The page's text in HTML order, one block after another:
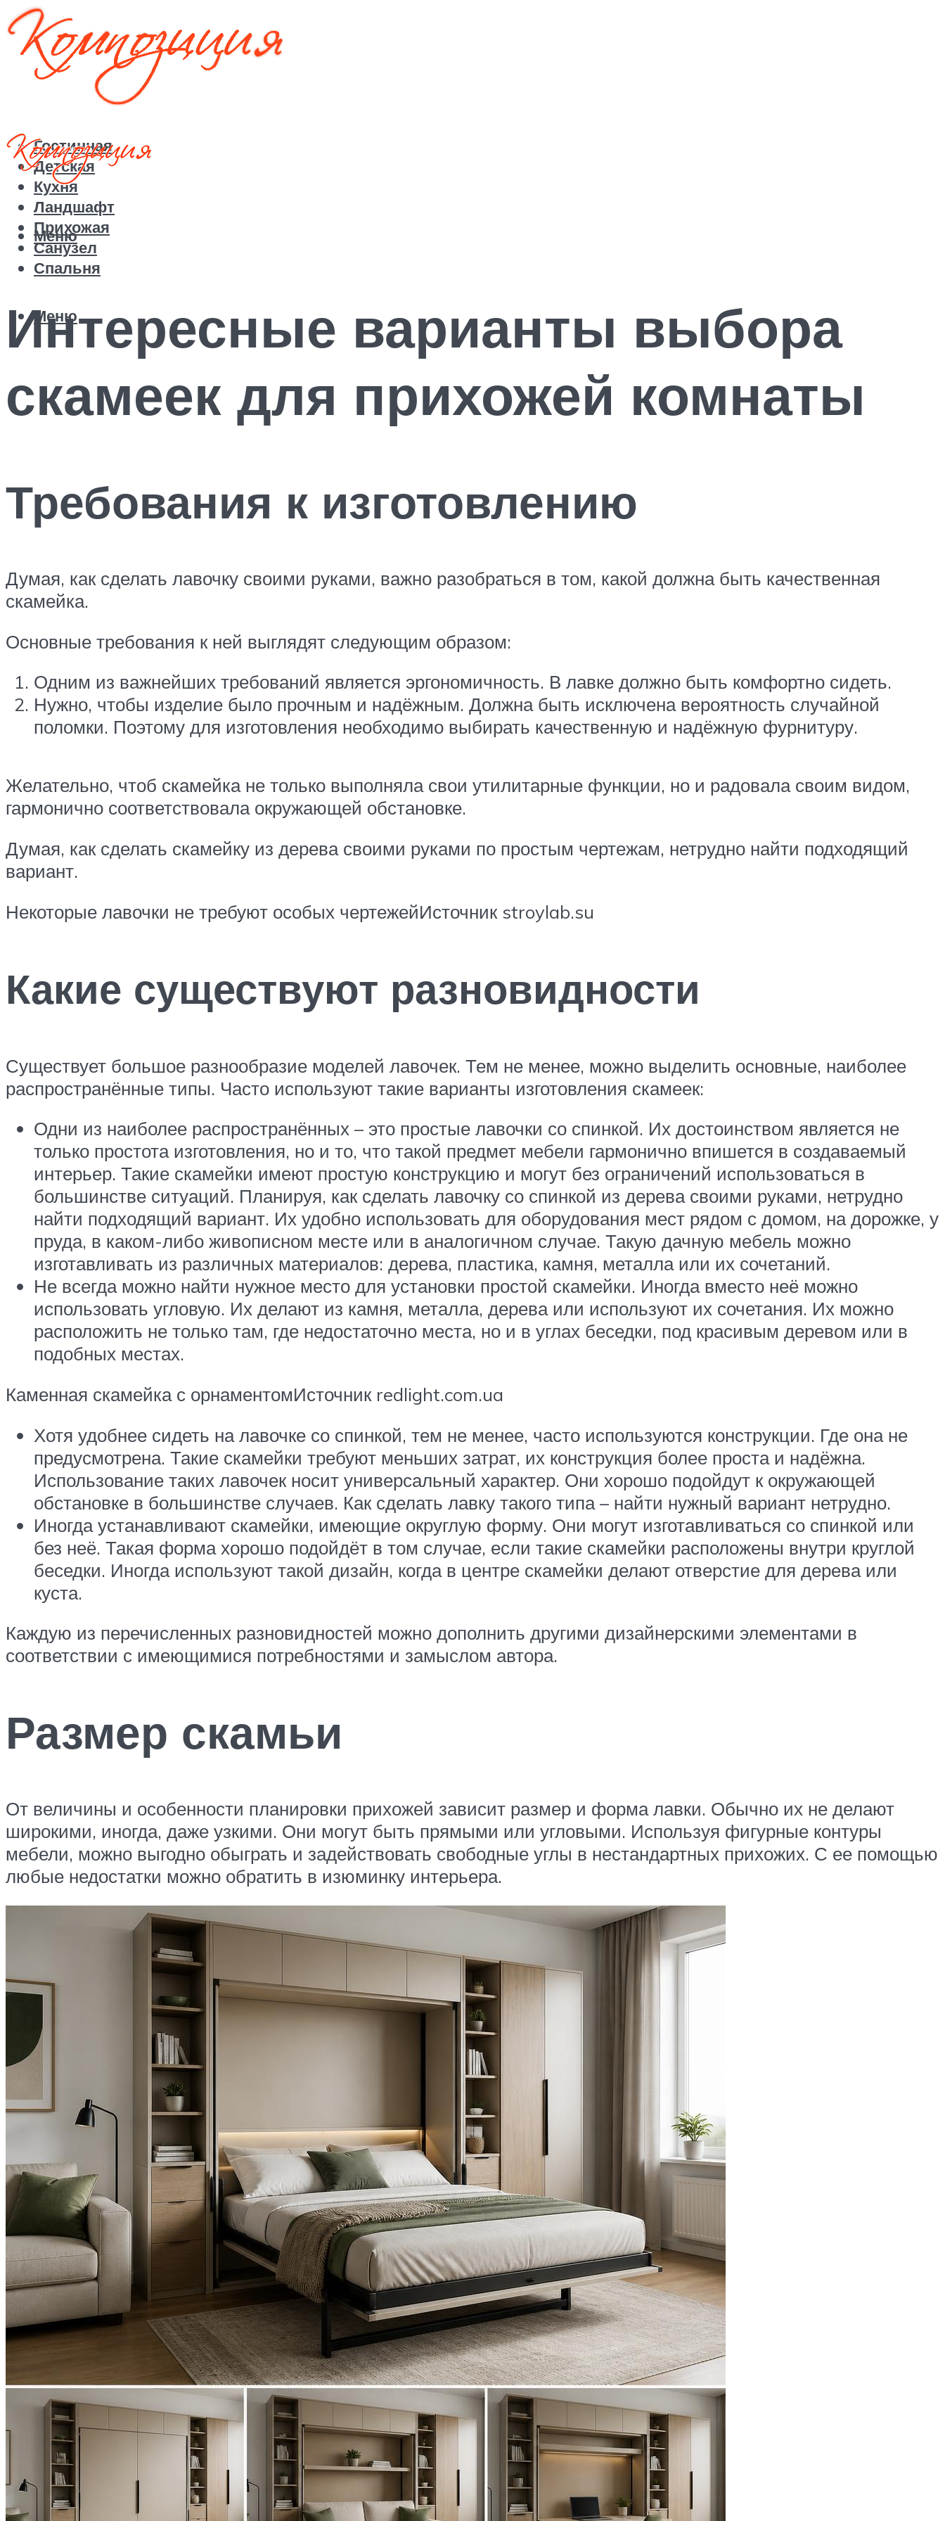
Гостинная
Детская
Кухня
Ландшафт
Прихожая
Санузел
Спальня
Меню
Меню
Интересные варианты выбора
скамеек для прихожей комнаты
Требования к изготовлению
Думая, как сделать лавочку своими руками, важно разобраться в том, какой должна быть качественная
скамейка.
Основные требования к ней выглядят следующим образом:
Одним из важнейших требований является эргономичность. В лавке должно быть комфортно сидеть.
Нужно, чтобы изделие было прочным и надёжным. Должна быть исключена вероятность случайной
поломки. Поэтому для изготовления необходимо выбирать качественную и надёжную фурнитуру.
Желательно, чтоб скамейка не только выполняла свои утилитарные функции, но и радовала своим видом,
гармонично соответствовала окружающей обстановке.
Думая, как сделать скамейку из дерева своими руками по простым чертежам, нетрудно найти подходящий
вариант.
Некоторые лавочки не требуют особых чертежейИсточник stroylab.su
Какие существуют разновидности
Существует большое разнообразие моделей лавочек. Тем не менее, можно выделить основные, наиболее
распространённые типы. Часто используют такие варианты изготовления скамеек:
Одни из наиболее распространённых – это простые лавочки со спинкой. Их достоинством является не
только простота изготовления, но и то, что такой предмет мебели гармонично впишется в создаваемый
интерьер. Такие скамейки имеют простую конструкцию и могут без ограничений использоваться в
большинстве ситуаций. Планируя, как сделать лавочку со спинкой из дерева своими руками, нетрудно
найти подходящий вариант. Их удобно использовать для оборудования мест рядом с домом, на дорожке, у
пруда, в каком-либо живописном месте или в аналогичном случае. Такую дачную мебель можно
изготавливать из различных материалов: дерева, пластика, камня, металла или их сочетаний.
Не всегда можно найти нужное место для установки простой скамейки. Иногда вместо неё можно
использовать угловую. Их делают из камня, металла, дерева или используют их сочетания. Их можно
расположить не только там, где недостаточно места, но и в углах беседки, под красивым деревом или в
подобных местах.
Каменная скамейка с орнаментомИсточник redlight.com.ua
Хотя удобнее сидеть на лавочке со спинкой, тем не менее, часто используются конструкции. Где она не
предусмотрена. Такие скамейки требуют меньших затрат, их конструкция более проста и надёжна.
Использование таких лавочек носит универсальный характер. Они хорошо подойдут к окружающей
обстановке в большинстве случаев. Как сделать лавку такого типа – найти нужный вариант нетрудно.
Иногда устанавливают скамейки, имеющие округлую форму. Они могут изготавливаться со спинкой или
без неё. Такая форма хорошо подойдёт в том случае, если такие скамейки расположены внутри круглой
беседки. Иногда используют такой дизайн, когда в центре скамейки делают отверстие для дерева или
куста.
Каждую из перечисленных разновидностей можно дополнить другими дизайнерскими элементами в
соответствии с имеющимися потребностями и замыслом автора.
Размер скамьи
От величины и особенности планировки прихожей зависит размер и форма лавки. Обычно их не делают
широкими, иногда, даже узкими. Они могут быть прямыми или угловыми. Используя фигурные контуры
мебели, можно выгодно обыграть и задействовать свободные углы в нестандартных прихожих. С ее помощью
любые недостатки можно обратить в изюминку интерьера.